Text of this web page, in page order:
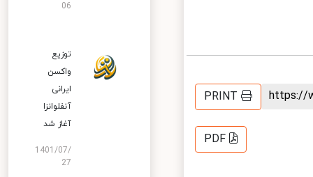
PRINT
PDF
06
توزیع
واکسن
ایرانی
آنفلوانزا
آغاز شد
1401/07/
27